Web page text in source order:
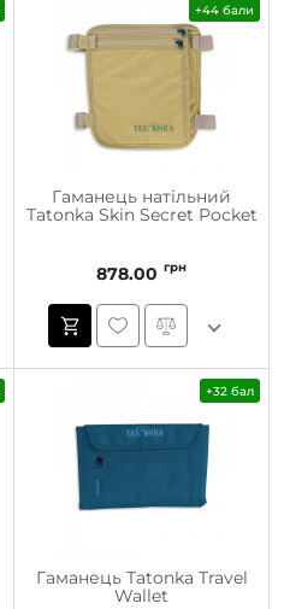
+44 бали
Гаманець натільний
Tatonka Skin Secret Pocket
878.00 грн
+32 бал
Гаманець Tatonka Travel
Wallet